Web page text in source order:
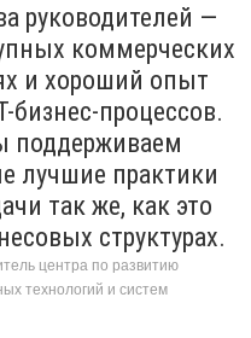
руководителей —
коммерческих
и хороший опыт
бизнес-процессов.
поддерживаем
лучшие практики
так же, как это
структурах.
центра по развитию
технологий и систем